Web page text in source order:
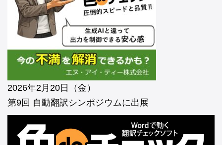
2026年2月20日（金）
第9回 自動翻訳シンポジウムに出展